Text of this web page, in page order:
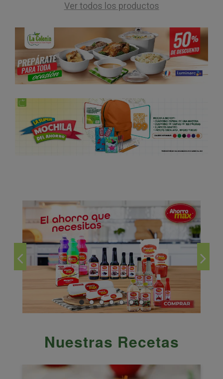
Ver todos los productos
Nuestras Recetas